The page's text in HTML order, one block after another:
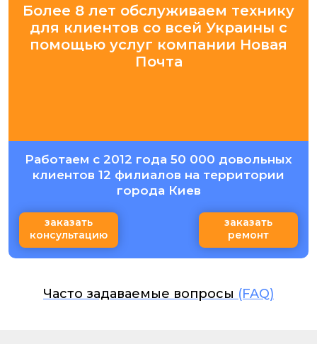
Более 8 лет обслуживаем технику
для клиентов со всей Украины с
помощью услуг компании Новая
Почта
Работаем с 2012 года 50 000 довольных
клиентов 12 филиалов на территории
города Киев
заказать
консультацию
заказать
ремонт
Часто задаваемые вопросы (FAQ)